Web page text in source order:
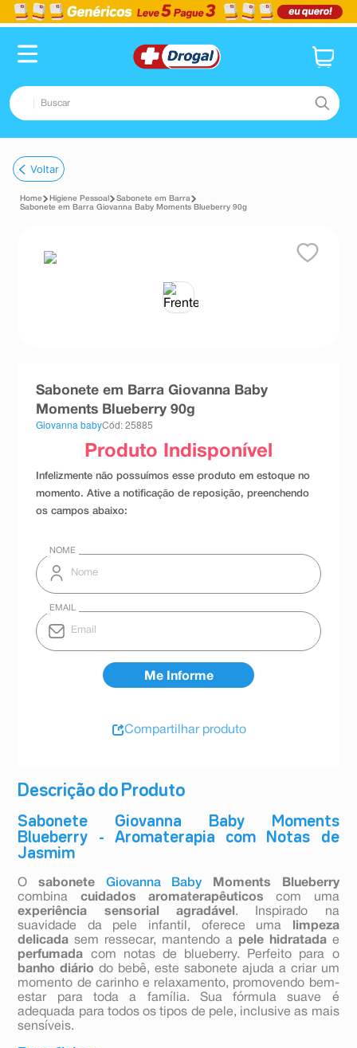
Buscar
1º fralda
2º pampers confort sec max
lenço umedecido
esmalte
10ºabsorvente
Voltar
Higiene Pessoal
Sabonete em Barra
Sabonete em Barra Giovanna Baby Moments Blueberry 90g
Descrição do Produto
Sabonete Giovanna Baby Moments
Blueberry - Aromaterapia com Notas de
Jasmim
Osabonete Giovanna Baby Moments Blueberry
combina cuidados aromaterapêuticos com uma
experiência sensorial agradável . Inspirado na
suavidade da pele infantil, oferece uma
limpeza
delicada sem ressecar, mantendo a pele hidratadae
perfumada com notas de blueberry. Perfeito para o
banho diário do bebê, este sabonete ajuda a criar um
momento de carinho e relaxamento, promovendo bem-
estar para toda a família. Sua fórmula suave é
adequada para todos os tipos de pele, inclusive as mais
sensíveis.
Sabonete em Barra Giovanna Baby
Moments Blueberry 90g
Giovanna babyCód: 25885
Compartilhar produto